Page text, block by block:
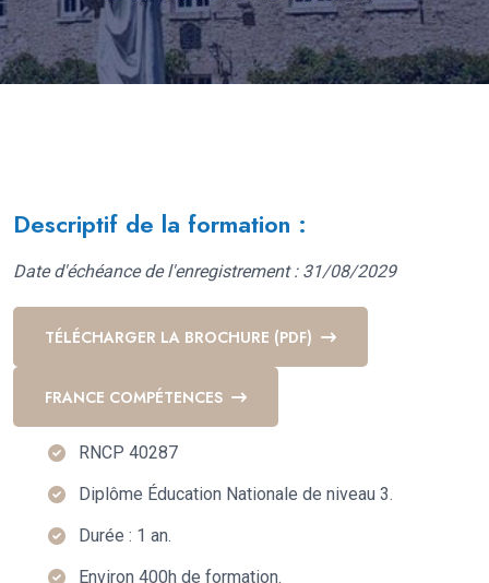
Descriptif de la formation :
Date d'échéance de l'enregistrement : 31/08/2029
TÉLÉCHARGER LA BROCHURE (PDF)
FRANCE COMPÉTENCES
RNCP 40287
Diplôme Éducation Nationale de niveau 3.
Durée : 1 an.
Environ 400h de formation.